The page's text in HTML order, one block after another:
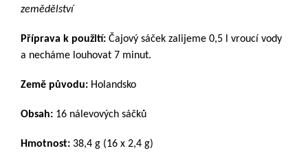
zemědělství
Příprava k použití: Čajový sáček zalijeme 0,5 l vroucí vody
a necháme louhovat 7 minut.
Země původu: Holandsko
Obsah: 16 nálevových sáčků
Hmotnost: 38,4 g (16 x 2,4 g)